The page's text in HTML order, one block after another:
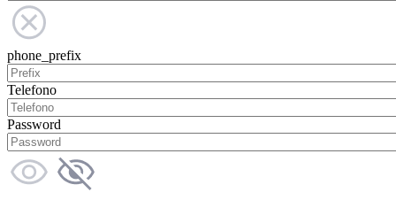
phone_prefix
Telefono
Password